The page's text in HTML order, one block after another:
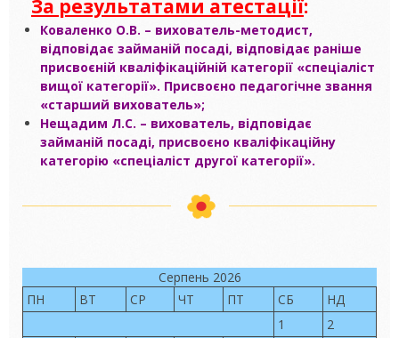
За результатами атестації:
Коваленко О.В. – вихователь-методист,
відповідає займаній посаді, відповідає раніше
присвоєній кваліфікаційній категорії «спеціаліст
вищої категорії». Присвоєно педагогічне звання
«старший вихователь»;
Нещадим Л.С. – вихователь, відповідає
займаній посаді, присвоєно кваліфікаційну
категорію «спеціаліст другої категорії».
Серпень 2026
ПН
ВТ СР ЧТ ПТ СБ
НД
1
2